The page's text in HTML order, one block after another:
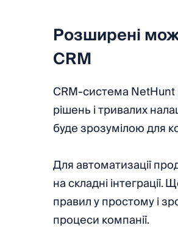
Розширені
CRM
CRM-система NetHunt
рішень і тривалих
буде зрозумілою для
Для автоматизації
на складні
правил у простому і
процеси компанії.